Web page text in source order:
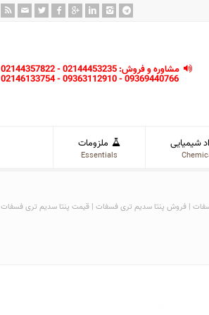
مشاوره و فروش: 02144453235 - 02144357822
09369440766 - 09363112910 - 02146133754
شیمیایی ملزومات
Essentials
| فروش پنتا سدیم تری فسفات | قیمت پنتا سدیم تری فسفات